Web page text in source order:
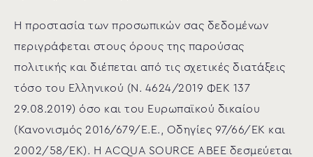
Η προστασία των προσωπικών σας δεδομένων
περιγράφεται στους όρους της παρούσας
πολιτικής και διέπεται από τις σχετικές διατάξεις
τόσο του Ελληνικού (N. 4624/2019 ΦΕΚ 137
29.08.2019) όσο και του Ευρωπαϊκού δικαίου
(Κανονισμός 2016/679/Ε.Ε., Οδηγίες 97/66/ΕΚ και
2002/58/ΕΚ). Η ACQUA SOURCE ΑΒΕΕ δεσμεύεται